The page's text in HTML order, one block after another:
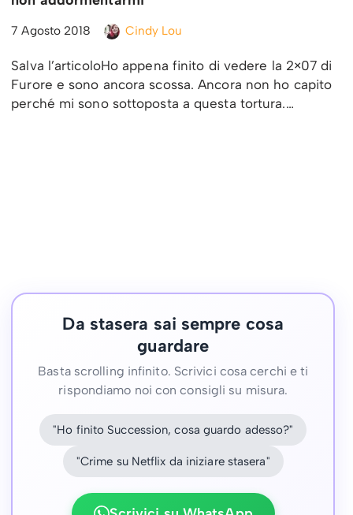
7 Agosto 2018 Cindy Lou
Salva l’articoloHo appena finito di vedere la 2×07 di
Furore e sono ancora scossa. Ancora non ho capito
perché mi sono sottoposta a questa tortura.…
Da stasera sai sempre cosa
guardare
Basta scrolling infinito. Scrivici cosa cerchi e ti
rispondiamo noi con consigli su misura.
"Ho finito Succession, cosa guardo adesso?"
"Crime su Netflix da iniziare stasera"